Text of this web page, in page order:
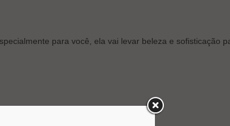
para você, ela vai levar beleza e sofisticação